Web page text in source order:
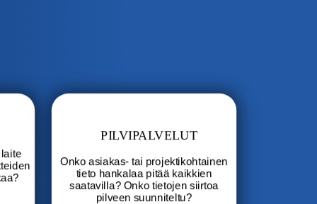
PILVIPALVELUT
Onko asiakas- tai projektikohtainen
tieto hankalaa pitää kaikkien
saatavilla? Onko tietojen siirtoa
pilveen suunniteltu?